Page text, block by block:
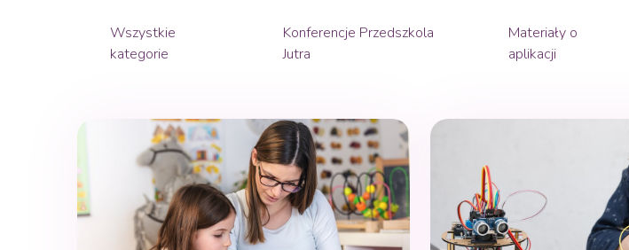
Wszystkie
kategorie
Konferencje Przedszkola
Jutra
Materiały o
aplikacji